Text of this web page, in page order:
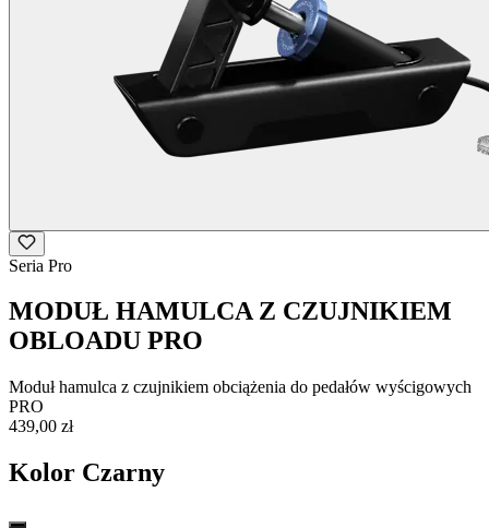
Seria Pro
MODUŁ HAMULCA Z CZUJNIKIEM
OBLOADU PRO
Moduł hamulca z czujnikiem obciążenia do pedałów wyścigowych
PRO
439,00 zł
Kolor Czarny